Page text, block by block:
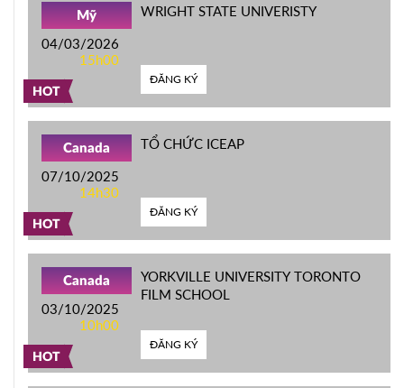
HOT
Mỹ
04/03/2026
15h00
WRIGHT STATE UNIVERISTY
ĐĂNG KÝ
HOT
Canada
07/10/2025
14h30
TỔ CHỨC ICEAP
ĐĂNG KÝ
HOT
Canada
03/10/2025
10h00
YORKVILLE UNIVERSITY TORONTO
FILM SCHOOL
ĐĂNG KÝ